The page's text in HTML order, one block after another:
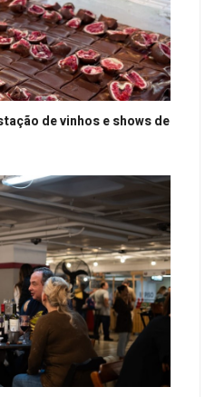
de vinhos e shows de